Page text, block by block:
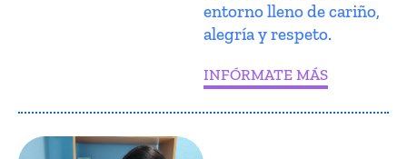
entorno lleno de cariño,
alegría y respeto.
INFÓRMATE MÁS